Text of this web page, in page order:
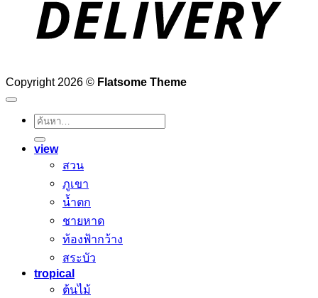
Copyright 2026 © Flatsome Theme
ค้นหา:
view
สวน
ภูเขา
น้ำตก
ชายหาด
ท้องฟ้ากว้าง
สระบัว
tropical
ต้นไม้